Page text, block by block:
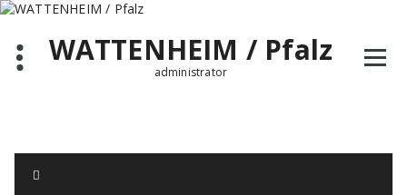
Zum
springenWATTENHEIM / Pfalz
administrator